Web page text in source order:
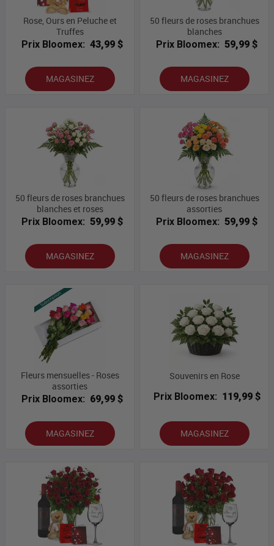
Rose, Ours en Peluche et
Truffes
Prix Bloomex: 43,99 $
MAGASINEZ
50 fleurs de roses branchues
blanches
Prix Bloomex: 59,99 $
MAGASINEZ
50 fleurs de roses branchues
blanches et roses
Prix Bloomex: 59,99 $
MAGASINEZ
50 fleurs de roses branchues
assorties
Prix Bloomex: 59,99 $
MAGASINEZ
Fleurs mensuelles - Roses
assorties
Prix Bloomex: 69,99 $
MAGASINEZ
Souvenirs en Rose
Prix Bloomex: 119,99 $
MAGASINEZ